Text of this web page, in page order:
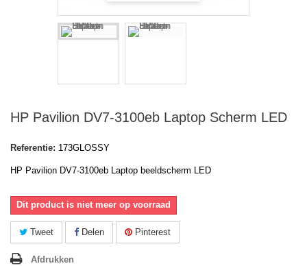
HP Pavilion DV7-3100eb Laptop Scherm LED
Referentie: 173GLOSSY
HP Pavilion DV7-3100eb Laptop beeldscherm LED
Dit product is niet meer op voorraad
Tweet Delen Pinterest
Afdrukken